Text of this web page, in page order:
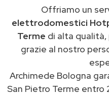
Offriamo un
elettrodomestici
Terme di alta
grazie al nostro
Archimede Bologna
San Pietro Terme entro